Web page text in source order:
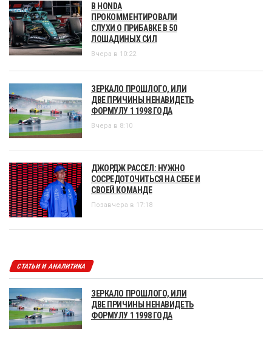
В HONDA
ПРОКОММЕНТИРОВАЛИ
СЛУХИ О ПРИБАВКЕ В 50
ЛОШАДИНЫХ СИЛ
Вчера в 10:22
ЗЕРКАЛО ПРОШЛОГО, ИЛИ
ДВЕ ПРИЧИНЫ НЕНАВИДЕТЬ
ФОРМУЛУ 1 1998 ГОДА
Вчера в 8:10
ДЖОРДЖ РАССЕЛ: НУЖНО
СОСРЕДОТОЧИТЬСЯ НА СЕБЕ И
СВОЕЙ КОМАНДЕ
Позавчера в 17:18
СТАТЬИ И АНАЛИТИКА
ЗЕРКАЛО ПРОШЛОГО, ИЛИ
ДВЕ ПРИЧИНЫ НЕНАВИДЕТЬ
ФОРМУЛУ 1 1998 ГОДА